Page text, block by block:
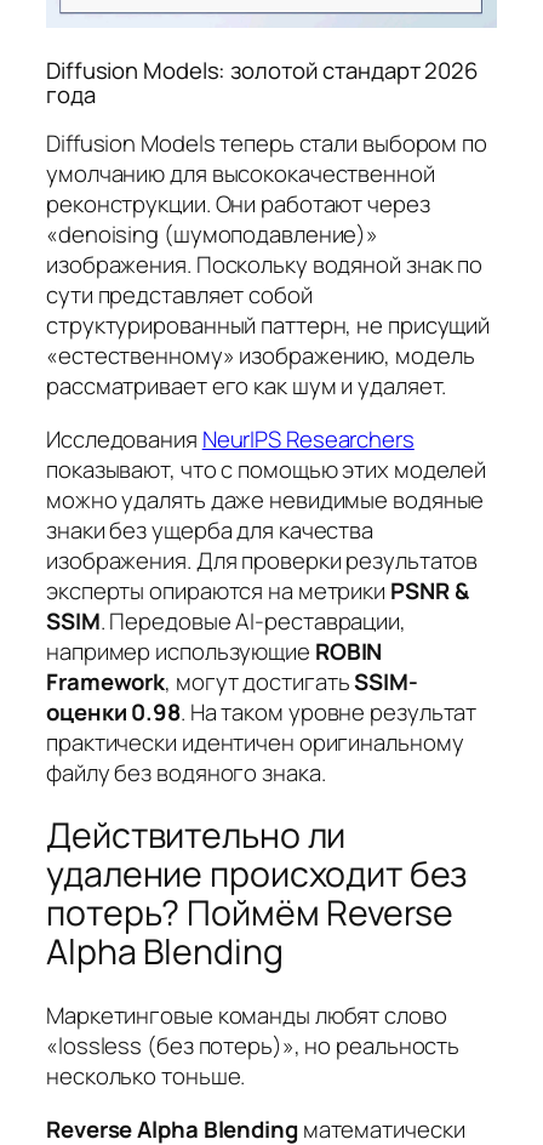
Diffusion Models: золотой стандарт 2026
года
Diffusion Models теперь стали выбором по
умолчанию для высококачественной
реконструкции. Они работают через
«denoising (шумоподавление)»
изображения. Поскольку водяной знак по
сути представляет собой
структурированный паттерн, не присущий
«естественному» изображению, модель
рассматривает его как шум и удаляет.
Исследования NeurIPS Researchers
показывают, что с помощью этих моделей
можно удалять даже невидимые водяные
знаки без ущерба для качества
изображения. Для проверки результатов
эксперты опираются на метрики PSNR &
SSIM. Передовые AI-реставрации,
например использующие ROBIN
Framework, могут достигатьSSIM-
оценки 0.98. На таком уровне результат
практически идентичен оригинальному
файлу без водяного знака.
Действительно ли
удаление происходит без
потерь? Поймём Reverse
Alpha Blending
Маркетинговые команды любят слово
«lossless (без потерь)», но реальность
несколько тоньше.
Reverse Alpha Blending математически